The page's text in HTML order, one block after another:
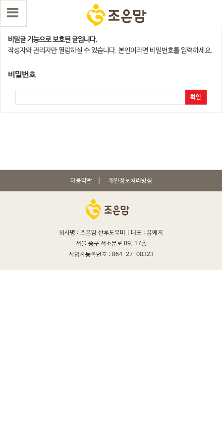
천안지사
비밀글 기능으로 보호된 글입니다.
작성자와 관리자만 열람하실 수 있습니다. 본인이라면 비밀번호를 입력하세요.
비밀번호
확인
이용약관 개인정보처리방침
회사명 : 조은맘 산후도우미 | 대표 : 윤예지
서울 중구 서소문로 89, 17층
사업자등록번호 : 864-27-00323